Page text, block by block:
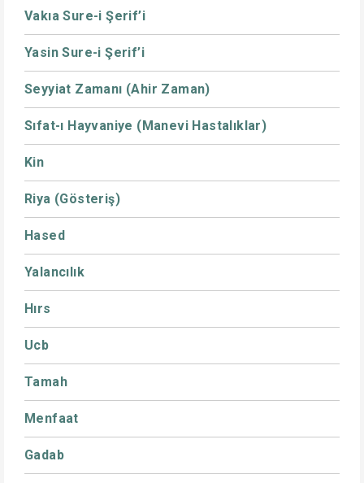
Vakıa Sure-i Şerif’i
Yasin Sure-i Şerif’i
Seyyiat Zamanı (Ahir Zaman)
Sıfat-ı Hayvaniye (Manevi Hastalıklar)
Kin
Riya (Gösteriş)
Hased
Yalancılık
Hırs
Ucb
Tamah
Menfaat
Gadab